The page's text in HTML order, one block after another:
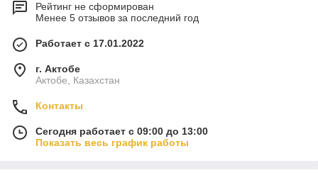
Рейтинг не сформирован
Менее 5 отзывов за последний год
Работает с 17.01.2022
г. Актобе
Актобе, Казахстан
Контакты
Сегодня работает с 09:00 до 13:00
Показать весь график работы